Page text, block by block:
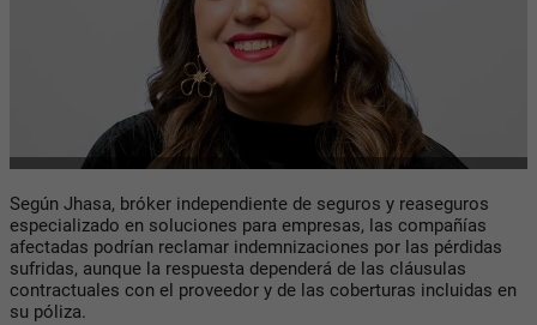
Según Jhasa, bróker independiente de seguros y reaseguros
especializado en soluciones para empresas, las compañías
afectadas podrían reclamar indemnizaciones por las pérdidas
sufridas, aunque la respuesta dependerá de las cláusulas
contractuales con el proveedor y de las coberturas incluidas en
su póliza.